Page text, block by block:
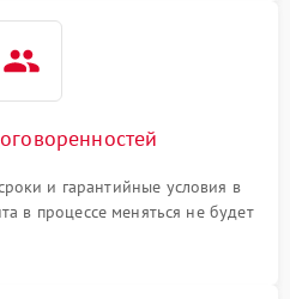
и гарантийные условия в
в процессе меняться не будет